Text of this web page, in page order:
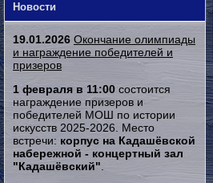
Новости
19.01.2026 Окончание олимпиады
и награждение победителей и
призеров
1 февраля в 11:00 состоится
награждение призеров и
победителей МОШ по истории
искусств 2025-2026. Место
встречи: корпус на Кадашёвской
набережной - концертный зал
"Кадашёвский"